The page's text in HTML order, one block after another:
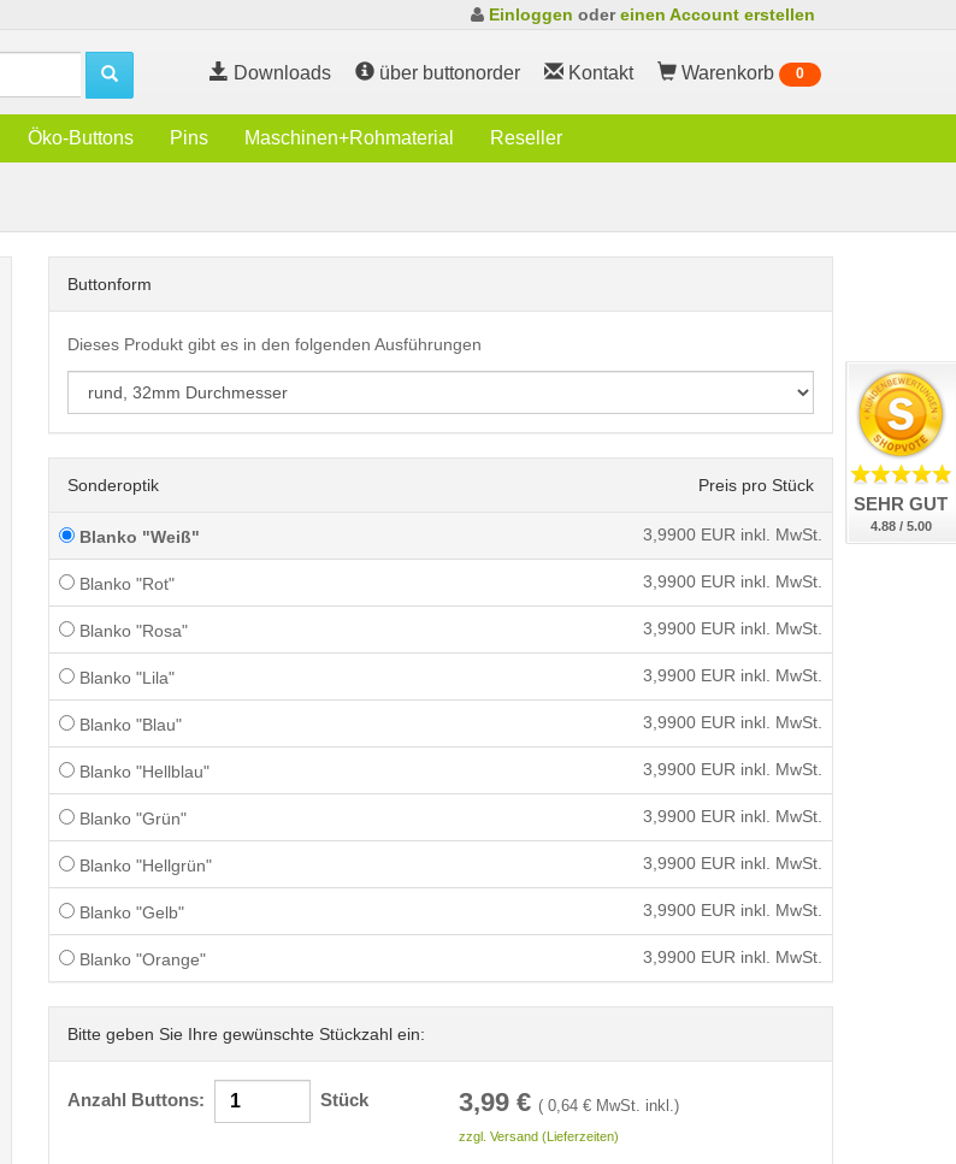
Einloggen odereinen Account erstellen
Downloads über buttonorder Kontakt Warenkorb 0
Öko-Buttons Pins Maschinen+Rohmaterial Reseller
< /picture>
Buttonform
Dieses Produkt gibt es in den folgenden Ausführungen
Sonderoptik Preis pro Stück
Blanko "Weiß" 3,9900 EUR inkl. MwSt.
Blanko "Rot" 3,9900 EUR inkl. MwSt.
Blanko "Rosa" 3,9900 EUR inkl. MwSt.
Blanko "Lila" 3,9900 EUR inkl. MwSt.
Blanko "Blau" 3,9900 EUR inkl. MwSt.
Blanko "Hellblau" 3,9900 EUR inkl. MwSt.
Blanko "Grün" 3,9900 EUR inkl. MwSt.
Blanko "Hellgrün" 3,9900 EUR inkl. MwSt.
Blanko "Gelb" 3,9900 EUR inkl. MwSt.
Blanko "Orange" 3,9900 EUR inkl. MwSt.
Bitte geben Sie Ihre gewünschte Stückzahl ein:
Anzahl Buttons: Stück 3,99€ ( 0,64€ MwSt. inkl.)
zzgl. Versand (Lieferzeiten)
SEHR GUT
4.88 / 5.00